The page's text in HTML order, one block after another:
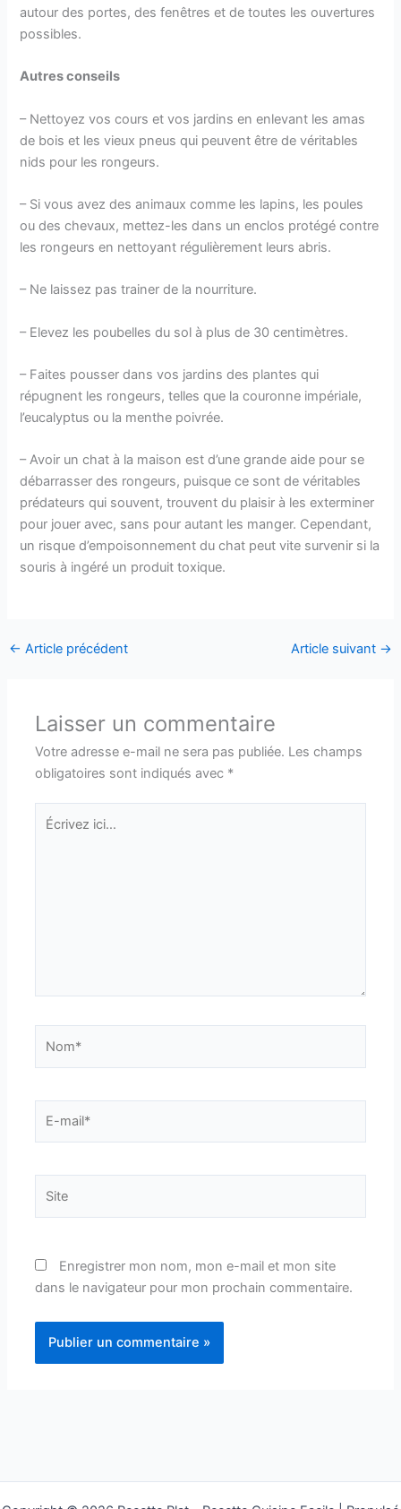
autour des portes, des fenêtres et de toutes les ouvertures
possibles.
Autres conseils
– Nettoyez vos cours et vos jardins en enlevant les amas
de bois et les vieux pneus qui peuvent être de véritables
nids pour les rongeurs.
– Si vous avez des animaux comme les lapins, les poules
ou des chevaux, mettez-les dans un enclos protégé contre
les rongeurs en nettoyant régulièrement leurs abris.
– Ne laissez pas trainer de la nourriture.
– Elevez les poubelles du sol à plus de 30 centimètres.
– Faites pousser dans vos jardins des plantes qui
répugnent les rongeurs, telles que la couronne impériale,
l’eucalyptus ou la menthe poivrée.
– Avoir un chat à la maison est d’une grande aide pour se
débarrasser des rongeurs, puisque ce sont de véritables
prédateurs qui souvent, trouvent du plaisir à les exterminer
pour jouer avec, sans pour autant les manger. Cependant,
un risque d’empoisonnement du chat peut vite survenir si la
souris à ingéré un produit toxique.
← Article précédent Article suivant →
Laisser un commentaire
Votre adresse e-mail ne sera pas publiée. Les champs
obligatoires sont indiqués avec *
Écrivez
Enregistrer mon nom, mon e-mail et mon site
dans le navigateur pour mon prochain commentaire.